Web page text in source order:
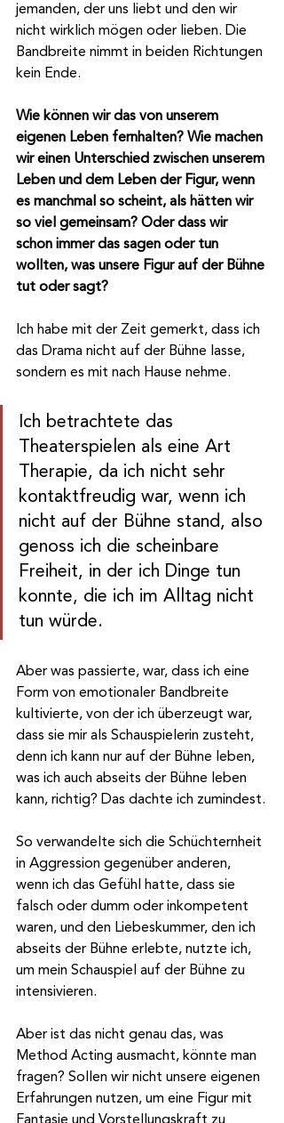
jemanden, der uns liebt und den wir
nicht wirklich mögen oder lieben. Die
Bandbreite nimmt in beiden Richtungen
kein Ende.
Wie können wir das von unserem
eigenen Leben fernhalten? Wie machen
wir einen Unterschied zwischen unserem
Leben und dem Leben der Figur, wenn
es manchmal so scheint, als hätten wir
so viel gemeinsam? Oder dass wir
schon immer das sagen oder tun
wollten, was unsere Figur auf der Bühne
tut oder sagt?
Ich habe mit der Zeit gemerkt, dass ich
das Drama nicht auf der Bühne lasse,
sondern es mit nach Hause nehme.
Ich betrachtete das
Theaterspielen als eine Art
Therapie, da ich nicht sehr
kontaktfreudig war, wenn ich
nicht auf der Bühne stand, also
genoss ich die scheinbare
Freiheit, in der ich Dinge tun
konnte, die ich im Alltag nicht
tun würde.
Aber was passierte, war, dass ich eine
Form von emotionaler Bandbreite
kultivierte, von der ich überzeugt war,
dass sie mir als Schauspielerin zusteht,
denn ich kann nur auf der Bühne leben,
was ich auch abseits der Bühne leben
kann, richtig? Das dachte ich zumindest.
So verwandelte sich die Schüchternheit
in Aggression gegenüber anderen,
wenn ich das Gefühl hatte, dass sie
falsch oder dumm oder inkompetent
waren, und den Liebeskummer, den ich
abseits der Bühne erlebte, nutzte ich,
um mein Schauspiel auf der Bühne zu
intensivieren.
Aber ist das nicht genau das, was
Method Acting ausmacht, könnte man
fragen? Sollen wir nicht unsere eigenen
Erfahrungen nutzen, um eine Figur mit